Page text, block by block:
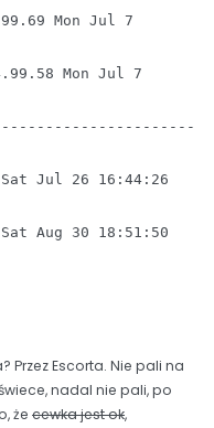
Mon Jul 7
Mon Jul 7
Jul 26 16:44:26
Aug 30 18:51:50
Przez Escorta. Nie pali na
nadal nie pali, po
że cewka jest ok,